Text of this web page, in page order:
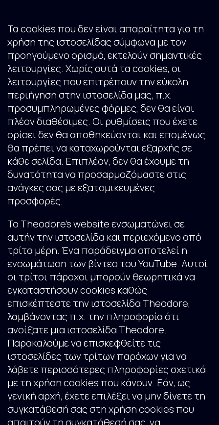
Τα cookies που δεν είναι απαραίτητα για τη
χρήση της ιστοσελίδας σύμφωνα με τον
προηγούμενο ορισμό, εκτελούν σημαντικές
λειτουργίες. Χωρίς αυτά τα cookies, οι
λειτουργίες που επιτρέπουν την εύκολη
περιήγηση στην ιστοσελίδα μας, π.χ.
προσυμπληρωμένες φόρμες, δεν θα είναι
πλέον διαθέσιμες. Οι ρυθμίσεις που έχετε
ορίσει δεν θα αποθηκεύονται και επομένως
θα πρέπει να καταχωρούνται εξαρχής σε
κάθε σελίδα. Επιπλέον, δεν θα έχουμε τη
δυνατότητα να προσαρμοζόμαστε στις
ανάγκες σας με εξατομικευμένες
προσφορές.
To Theodore's website ενσωματώνει σε
αυτήν την ιστοσελίδα και περιεχόμενο από
τρίτα μέρη. Ένα παράδειγμα αποτελεί η
ενσωμάτωση των βίντεο του YouTube. Αυτοί
οι τρίτοι πάροχοι μπορούν θεωρητικά να
εγκαταστήσουν cookies καθώς
επισκέπτεστε την ιστοσελίδα Theodore,
λαμβάνοντας π.χ. την πληροφορία ότι
ανοίξατε μια ιστοσελίδα Theodore.
Παρακαλούμε να επισκεφθείτε τις
ιστοσελίδες των τρίτων παρόχων για να
λάβετε περισσότερες πληροφορίες σχετικά
με τη χρήση cookies που κάνουν. Εάν, ως
γενική αρχή, έχετε επιλέξει να μην δίνετε τη
συγκατάθεσή σας στη χρήση cookies που